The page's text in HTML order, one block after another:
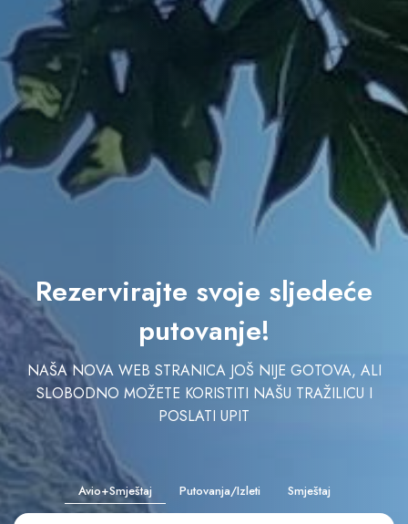
Rezervirajte svoje sljedeće
putovanje!
NAŠA NOVA WEB STRANICA JOŠ NIJE GOTOVA, ALI
SLOBODNO MOŽETE KORISTITI NAŠU TRAŽILICU I
POSLATI UPIT
Avio+Smještaj Putovanja/Izleti Smještaj